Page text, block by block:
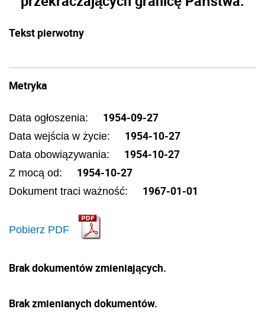
Tekst pierwotny
Metryka
Data ogłoszenia: 1954-09-27
Data wejścia w życie: 1954-10-27
Data obowiązywania: 1954-10-27
Z mocą od: 1954-10-27
Dokument traci ważność: 1967-01-01
Pobierz PDF
Brak dokumentów zmieniających.
Brak zmienianych dokumentów.